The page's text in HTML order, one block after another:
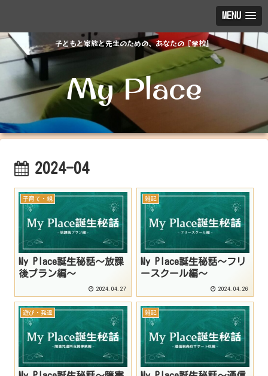
MENU
子どもと家族と先生のための、あなたの『学校』
My Place
2024-04
子育て・親
My Place誕生秘話～放課
後プラン編～
2024.04.27
雑記
My Place誕生秘話～フリ
ースクール編～
2024.04.26
遊び・発達 雑記